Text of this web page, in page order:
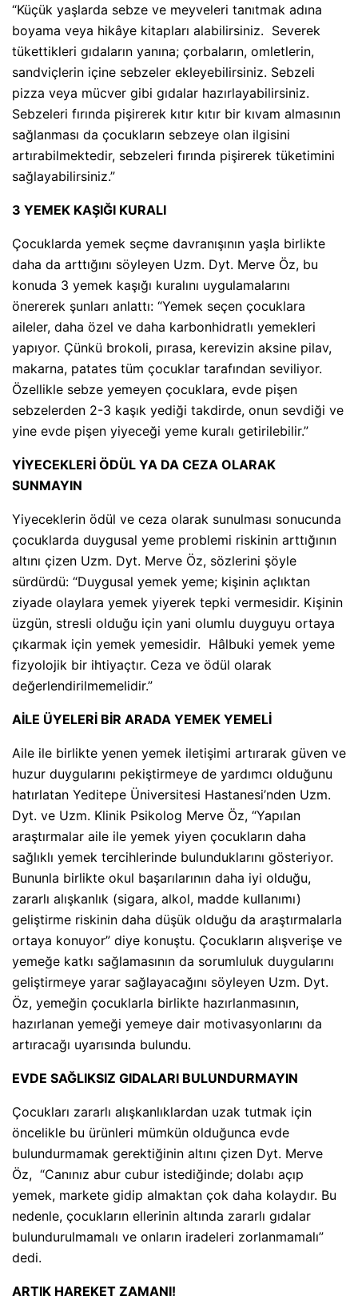
“Küçük yaşlarda sebze ve meyveleri tanıtmak adına
boyama veya hikâye kitapları alabilirsiniz. Severek
tükettikleri gıdaların yanına; çorbaların, omletlerin,
sandviçlerin içine sebzeler ekleyebilirsiniz. Sebzeli
pizza veya mücver gibi gıdalar hazırlayabilirsiniz.
Sebzeleri fırında pişirerek kıtır kıtır bir kıvam almasının
sağlanması da çocukların sebzeye olan ilgisini
artırabilmektedir, sebzeleri fırında pişirerek tüketimini
sağlayabilirsiniz.”
3 YEMEK KAŞIĞI KURALI
Çocuklarda yemek seçme davranışının yaşla birlikte
daha da arttığını söyleyen Uzm. Dyt. Merve Öz, bu
konuda 3 yemek kaşığı kuralını uygulamalarını
önererek şunları anlattı: “Yemek seçen çocuklara
aileler, daha özel ve daha karbonhidratlı yemekleri
yapıyor. Çünkü brokoli, pırasa, kerevizin aksine pilav,
makarna, patates tüm çocuklar tarafından seviliyor.
Özellikle sebze yemeyen çocuklara, evde pişen
sebzelerden 2-3 kaşık yediği takdirde, onun sevdiği ve
yine evde pişen yiyeceği yeme kuralı getirilebilir.”
YİYECEKLERİ ÖDÜL YA DA CEZA OLARAK
SUNMAYIN
Yiyeceklerin ödül ve ceza olarak sunulması sonucunda
çocuklarda duygusal yeme problemi riskinin arttığının
altını çizen Uzm. Dyt. Merve Öz, sözlerini şöyle
sürdürdü: “Duygusal yemek yeme; kişinin açlıktan
ziyade olaylara yemek yiyerek tepki vermesidir. Kişinin
üzgün, stresli olduğu için yani olumlu duyguyu ortaya
çıkarmak için yemek yemesidir. Hâlbuki yemek yeme
fizyolojik bir ihtiyaçtır. Ceza ve ödül olarak
değerlendirilmemelidir.”
AİLE ÜYELERİ BİR ARADA YEMEK YEMELİ
Aile ile birlikte yenen yemek iletişimi artırarak güven ve
huzur duygularını pekiştirmeye de yardımcı olduğunu
hatırlatan Yeditepe Üniversitesi Hastanesi’nden Uzm.
Dyt. ve Uzm. Klinik Psikolog Merve Öz, “Yapılan
araştırmalar aile ile yemek yiyen çocukların daha
sağlıklı yemek tercihlerinde bulunduklarını gösteriyor.
Bununla birlikte okul başarılarının daha iyi olduğu,
zararlı alışkanlık (sigara, alkol, madde kullanımı)
geliştirme riskinin daha düşük olduğu da araştırmalarla
ortaya konuyor” diye konuştu. Çocukların alışverişe ve
yemeğe katkı sağlamasının da sorumluluk duygularını
geliştirmeye yarar sağlayacağını söyleyen Uzm. Dyt.
Öz, yemeğin çocuklarla birlikte hazırlanmasının,
hazırlanan yemeği yemeye dair motivasyonlarını da
artıracağı uyarısında bulundu.
EVDE SAĞLIKSIZ GIDALARI BULUNDURMAYIN
Çocukları zararlı alışkanlıklardan uzak tutmak için
öncelikle bu ürünleri mümkün olduğunca evde
bulundurmamak gerektiğinin altını çizen Dyt. Merve
Öz, “Canınız abur cubur istediğinde; dolabı açıp
yemek, markete gidip almaktan çok daha kolaydır. Bu
nedenle, çocukların ellerinin altında zararlı gıdalar
bulundurulmamalı ve onların iradeleri zorlanmamalı”
dedi.
ARTIK HAREKET ZAMANI!